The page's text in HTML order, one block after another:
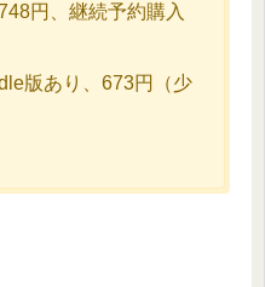
円、継続予約購入
版あり、673円（少